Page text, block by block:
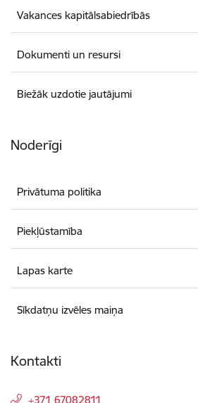
Vakances kapitālsabiedrībās
Dokumenti un resursi
Biežāk uzdotie jautājumi
Noderīgi
Privātuma politika
Piekļūstamība
Lapas karte
Sīkdatņu izvēles maiņa
Kontakti
+371 67082811